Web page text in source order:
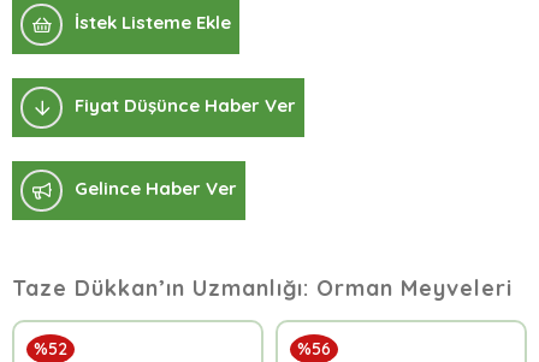
İstek Listeme Ekle
Fiyat Düşünce Haber Ver
Gelince Haber Ver
Taze Dükkan’ın Uzmanlığı: Orman Meyveleri
%52 %56